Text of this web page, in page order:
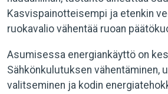
Kasvispainotteisempi ja etenkin
ruokavalio vähentää ruoan
Asumisessa energiankäyttö on
Sähkönkulutuksen vähentäminen,
valitseminen ja kodin